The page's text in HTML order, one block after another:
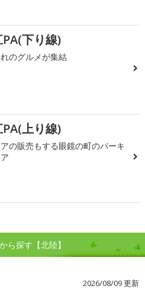
下り線)
のグルメが集結
上り線)
の販売もする眼鏡の町のパーキ
ら探す【北陸】
2026/08/09 更新